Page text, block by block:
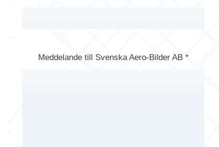
Meddelande till Svenska Aero-Bilder AB *